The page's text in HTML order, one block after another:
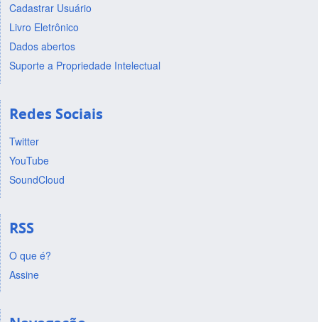
Cadastrar Usuário
Livro Eletrônico
Dados abertos
Suporte a Propriedade Intelectual
Redes Sociais
Twitter
YouTube
SoundCloud
RSS
O que é?
Assine